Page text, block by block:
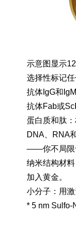
示意图显示
选择性标记
抗体IgG和
抗体Fab或
蛋白质和肽
DNA、RNA
——你不局限
纳米结构材
加入黄金。
小分子：用
* 5 nm Sulfo-